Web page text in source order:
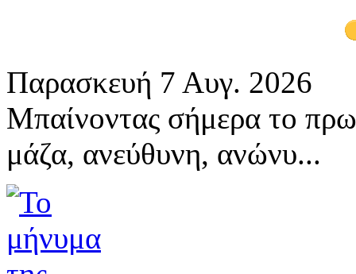
Παρασκευή 7 Αυγ. 2026
Μπαίνοντας σήμερα το
μάζα, ανεύθυνη, ανώνυ...